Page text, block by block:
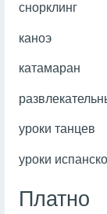
снорклинг
каноэ
катамаран
уроки танцев
уроки
Платно